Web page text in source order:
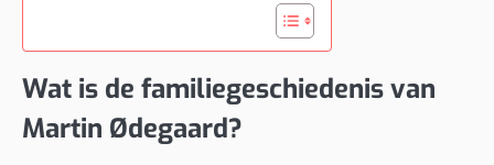
Wat is de familiegeschiedenis van
Martin Ødegaard?